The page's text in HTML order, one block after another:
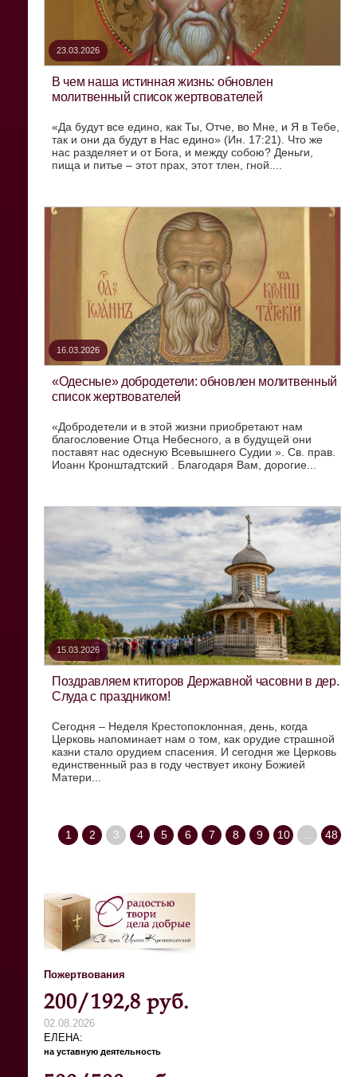
23.03.2026
В чем наша истинная жизнь: обновлен
молитвенный список жертвователей
«Да будут все едино, как Ты, Отче, во Мне, и Я в Тебе,
так и они да будут в Нас едино» (Ин. 17:21). Что же
нас разделяет и от Бога, и между собою? Деньги,
пища и питье – этот прах, этот тлен, гной....
16.03.2026
«Одесные» добродетели: обновлен молитвенный
список жертвователей
«Добродетели и в этой жизни приобретают нам
благословение Отца Небесного, а в будущей они
поставят нас одесную Всевышнего Судии ». Св. прав.
Иоанн Кронштадтский . Благодаря Вам, дорогие...
15.03.2026
Поздравляем ктиторов Державной часовни в дер.
Слуда с праздником!
Сегодня – Неделя Крестопоклонная, день, когда
Церковь напоминает нам о том, как орудие страшной
казни стало орудием спасения. И сегодня же Церковь
единственный раз в году чествует икону Божией
Матери...
1 2 3 4 5 6 7 8 9 10 48
Пожертвования
200/192,8 руб.
02.08.2026
ЕЛЕНА
на уставную деятельность